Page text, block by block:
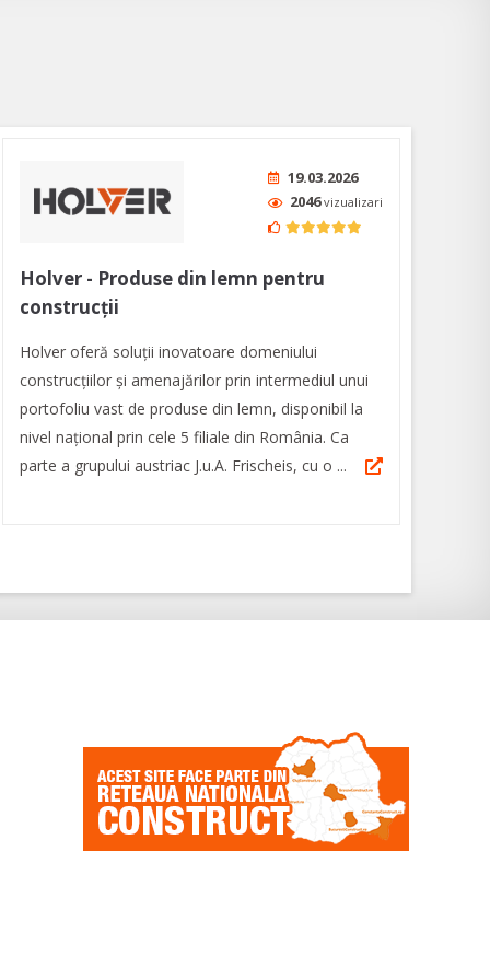
19.03.2026
2046vizualizari
Holver - Produse din lemn pentru
construcții
Holver oferă soluții inovatoare domeniului
construcțiilor și amenajărilor prin intermediul unui
portofoliu vast de produse din lemn, disponibil la
nivel național prin cele 5 filiale din România. Ca
parte a grupului austriac J.u.A. Frischeis, cu o ...